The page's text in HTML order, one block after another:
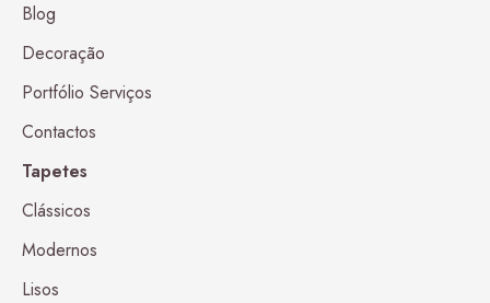
Blog
Decoração
Portfólio Serviços
Contactos
Tapetes
Clássicos
Modernos
Lisos